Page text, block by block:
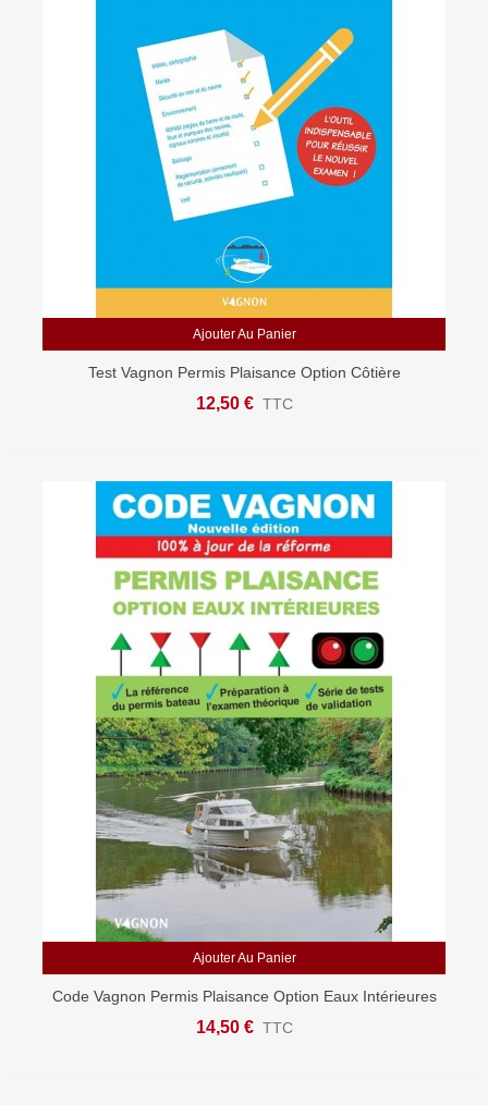
Ajouter Au Panier
Test Vagnon Permis Plaisance Option Côtière
12,50 € TTC
Ajouter Au Panier
Code Vagnon Permis Plaisance Option Eaux Intérieures
14,50 € TTC